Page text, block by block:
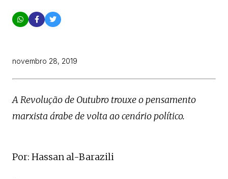
novembro 28, 2019
A Revolução de Outubro trouxe o pensamento
marxista árabe de volta ao cenário político.
Por: Hassan al-Barazili